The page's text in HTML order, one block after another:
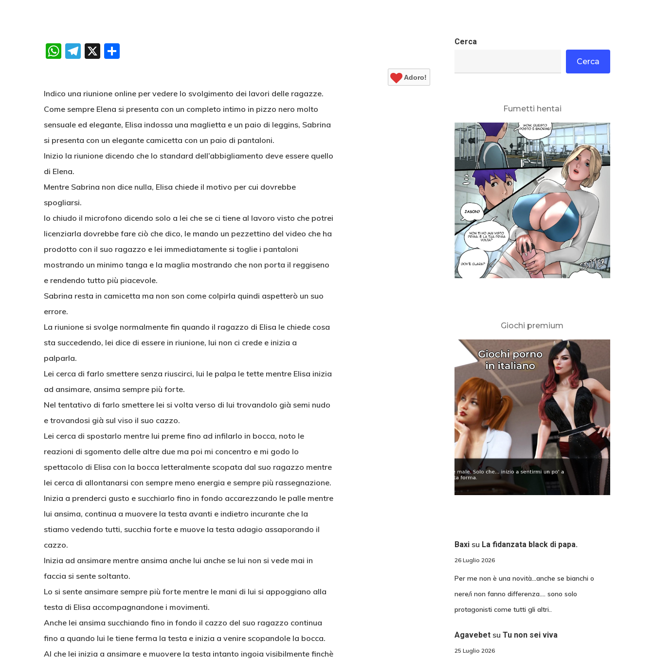
WhatsApp
Telegram
X
Adoro!
Indico una riunione online per vedere lo svolgimento dei lavori delle ragazze.
Come sempre Elena si presenta con un completo intimo in pizzo nero molto
sensuale ed elegante, Elisa indossa una maglietta e un paio di leggins, Sabrina
si presenta con un elegante camicetta con un paio di pantaloni.
Inizio la riunione dicendo che lo standard dell’abbigliamento deve essere quello
di Elena.
Mentre Sabrina non dice nulla, Elisa chiede il motivo per cui dovrebbe
spogliarsi.
Io chiudo il microfono dicendo solo a lei che se ci tiene al lavoro visto che potrei
licenziarla dovrebbe fare ciò che dico, le mando un pezzettino del video che ha
prodotto con il suo ragazzo e lei immediatamente si toglie i pantaloni
mostrando un minimo tanga e la maglia mostrando che non porta il reggiseno
e rendendo tutto più piacevole.
Sabrina resta in camicetta ma non son come colpirla quindi aspetterò un suo
errore.
La riunione si svolge normalmente fin quando il ragazzo di Elisa le chiede cosa
sta succedendo, lei dice di essere in riunione, lui non ci crede e inizia a
palparla.
Lei cerca di farlo smettere senza riuscirci, lui le palpa le tette mentre Elisa inizia
ad ansimare, ansima sempre più forte.
Nel tentativo di farlo smettere lei si volta verso di lui trovandolo già semi nudo
e trovandosi già sul viso il suo cazzo.
Lei cerca di spostarlo mentre lui preme fino ad infilarlo in bocca, noto le
reazioni di sgomento delle altre due ma poi mi concentro e mi godo lo
spettacolo di Elisa con la bocca letteralmente scopata dal suo ragazzo mentre
lei cerca di allontanarsi con sempre meno energia e sempre più rassegnazione.
Inizia a prenderci gusto e succhiarlo fino in fondo accarezzando le palle mentre
lui ansima, continua a muovere la testa avanti e indietro incurante che la
stiamo vedendo tutti, succhia forte e muove la testa adagio assaporando il
cazzo.
Inizia ad ansimare mentre ansima anche lui anche se lui non si vede mai in
faccia si sente soltanto.
Lo si sente ansimare sempre più forte mentre le mani di lui si appoggiano alla
testa di Elisa accompagnandone i movimenti.
Anche lei ansima succhiando fino in fondo il cazzo del suo ragazzo continua
fino a quando lui le tiene ferma la testa e inizia a venire scopandole la bocca.​
Al che lei inizia a ansimare e muovere la testa intanto ingoia visibilmente finchè
Cerca
Cerca
Fumetti hentai
Giochi premium
Baxisu La fidanzata black di papa.
26 Luglio 2026
Per me non è una novità...anche se bianchi o
nere/i non fanno differenza.... sono solo
protagonisti come tutti gli altri..
Agavebetsu Tu non sei viva
25 Luglio 2026